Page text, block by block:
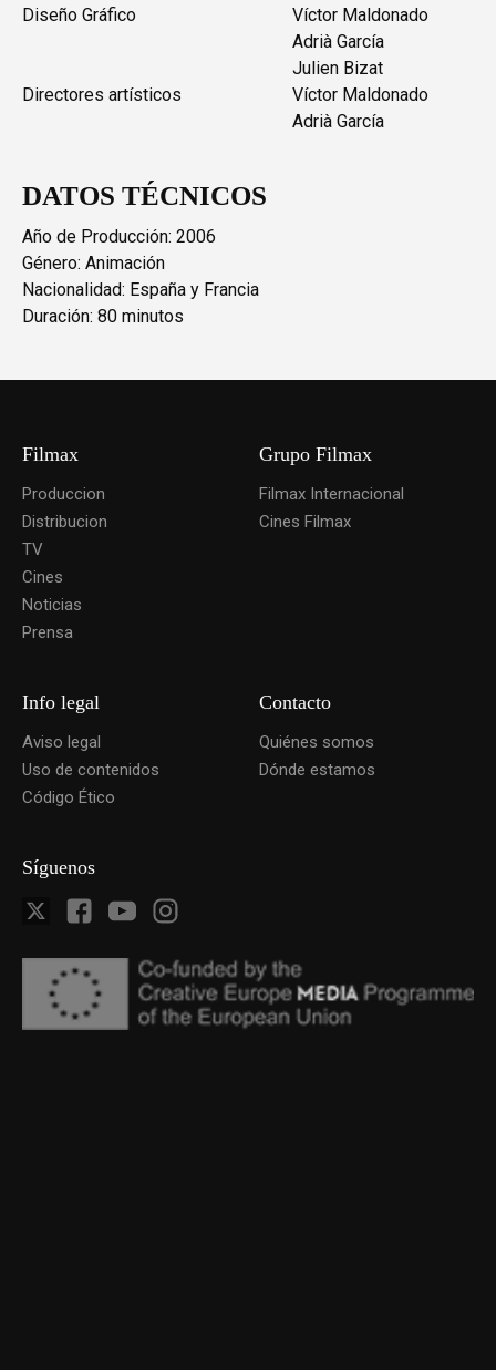
Diseño Gráfico
Víctor Maldonado
Adrià García
Julien Bizat
Directores artísticos
Víctor Maldonado
Adrià García
DATOS TÉCNICOS
Año de Producción: 2006
Género: Animación
Nacionalidad: España y Francia
Duración: 80 minutos
Filmax
Produccion
Distribucion
TV
Cines
Noticias
Prensa
Grupo Filmax
Filmax Internacional
Cines Filmax
Info legal
Aviso legal
Uso de contenidos
Código Ético
Contacto
Quiénes somos
Dónde estamos
Síguenos